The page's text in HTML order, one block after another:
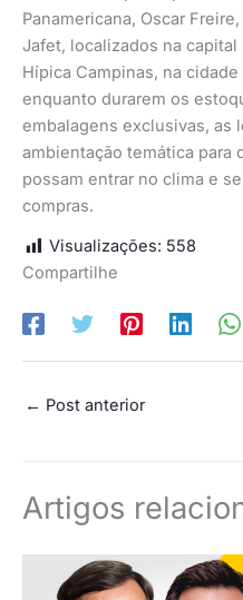
Panamericana, Oscar
Jafet, localizados na capital
Hípica Campinas, na cidade
enquanto durarem os
embalagens exclusivas, as
ambientação temática para
possam entrar no clima e
compras.
Visualizações: 558
Compartilhe
← Post anterior
Artigos